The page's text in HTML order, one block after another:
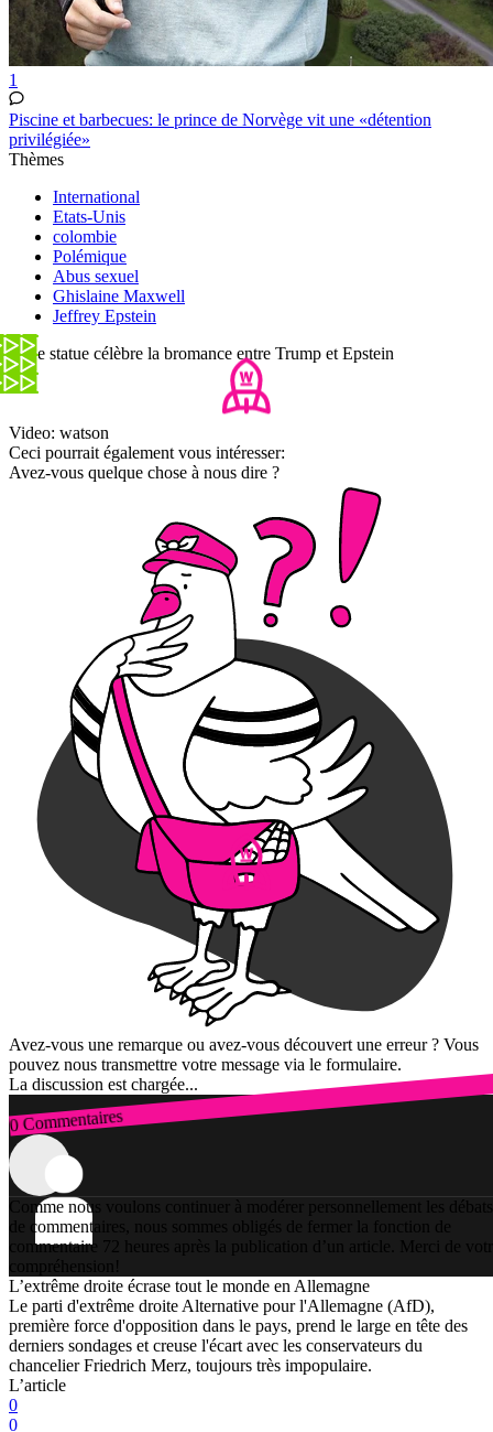
1
Piscine et barbecues: le prince de Norvège vit une «détention
privilégiée»
Thèmes
International
Etats-Unis
colombie
Polémique
Abus sexuel
Ghislaine Maxwell
Jeffrey Epstein
Cette statue célèbre la bromance entre Trump et Epstein
Video: watson
Ceci pourrait également vous intéresser:
Avez-vous quelque chose à nous dire ?
Avez-vous une remarque ou avez-vous découvert une erreur ? Vous
pouvez nous transmettre votre message via le formulaire.
La discussion est chargée...
0 Commentaires
Connexion
Comme nous voulons continuer à modérer personnellement les débats
de commentaires, nous sommes obligés de fermer la fonction de
commentaire 72 heures après la publication d’un article. Merci de
compréhension!
L’extrême droite écrase tout le monde en Allemagne
Le parti d'extrême droite Alternative pour l'Allemagne (AfD),
première force d'opposition dans le pays, prend le large en tête des
derniers sondages et creuse l'écart avec les conservateurs du
chancelier Friedrich Merz, toujours très impopulaire.
L’article
0
0